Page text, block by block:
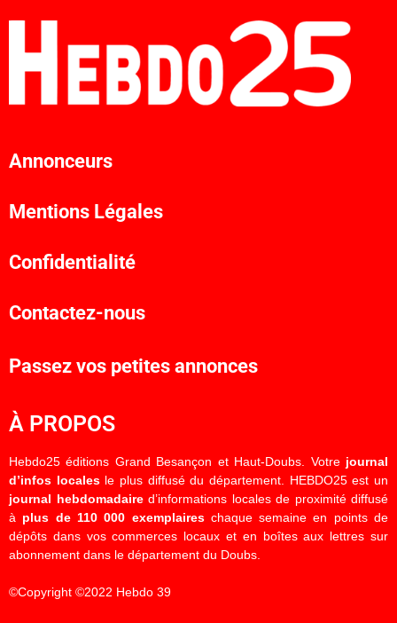
Annonceurs
Mentions Légales
Confidentialité
Contactez-nous
Passez vos petites annonces
À PROPOS
Hebdo25 éditions Grand Besançon et Haut-Doubs. Votre journal
d’infos localesle plus diffusé du département. HEBDO25 est un
journal hebdomadaired’informations locales de proximité diffusé
à plus de 110 000 exemplaireschaque semaine en points de
dépôts dans vos commerces locaux et en boîtes aux lettres sur
abonnement dans le département du Doubs.
©Copyright ©2022 Hebdo 39